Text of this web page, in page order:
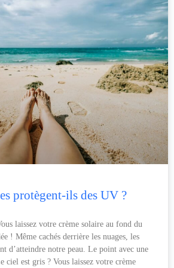
protègent-ils des UV ?
laissez votre crème solaire au fond du
! Même cachés derrière les nuages, les
d’atteindre notre peau. Le point avec une
ciel est gris ? Vous laissez votre crème